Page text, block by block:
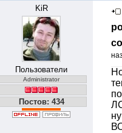
KiR
Пользователи
Administrator
Постов: 434